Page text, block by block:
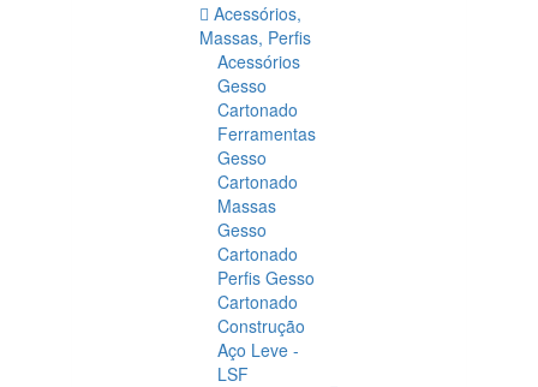
Acessórios,
Massas, Perfis
Acessórios
Gesso
Cartonado
Ferramentas
Gesso
Cartonado
Massas
Gesso
Cartonado
Perfis Gesso
Cartonado
Construção
Aço Leve -
LSF